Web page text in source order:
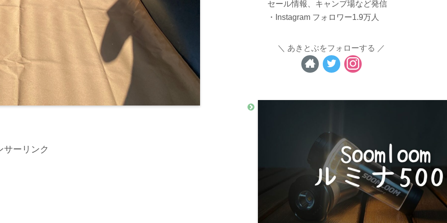
サーリンク
セール情報、キャンプ場など発信
・Instagram フォロワー1.9万人
あきとぶをフォローする